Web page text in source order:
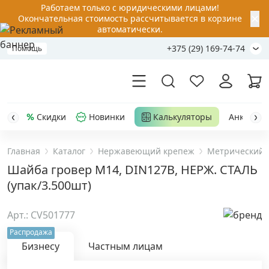
Работаем только с юридическими лицами!
Окончательная стоимость рассчитывается в корзине
автоматически.
Помощь +375 (29) 169-74-74
Акции
Распродажа
Уценка
Анкерная техника
Скидки Новинки Калькуляторы Анкер-
Главная Каталог Нержавеющий крепеж Метрический
Шайба гровер М14, DIN127B, НЕРЖ. СТАЛЬ
(упак/3.500шт)
Арт.: CV501777
Распродажа
Бизнесу Частным лицам